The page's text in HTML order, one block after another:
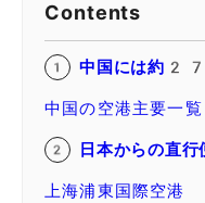
Contents
中国には約
中国の空港主要一覧
日本からの直
上海浦東国際空港